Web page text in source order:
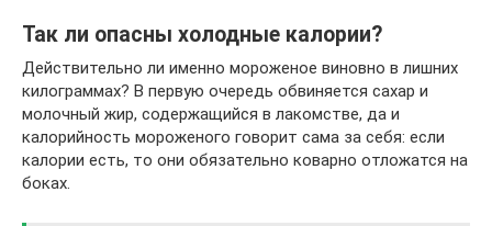
Так ли опасны холодные калории?
Действительно ли именно мороженое виновно в лишних
килограммах? В первую очередь обвиняется сахар и
молочный жир, содержащийся в лакомстве, да и
калорийность мороженого говорит сама за себя: если
калории есть, то они обязательно коварно отложатся на
боках.